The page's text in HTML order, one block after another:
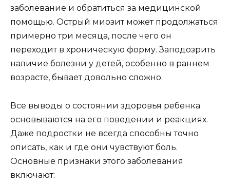
заболевание и обратиться за медицинской
помощью. Острый миозит может продолжаться
примерно три месяца, после чего он
переходит в хроническую форму. Заподозрить
наличие болезни у детей, особенно в раннем
возрасте, бывает довольно сложно.
Все выводы о состоянии здоровья ребенка
основываются на его поведении и реакциях.
Даже подростки не всегда способны точно
описать, как и где они чувствуют боль.
Основные признаки этого заболевания
включают: